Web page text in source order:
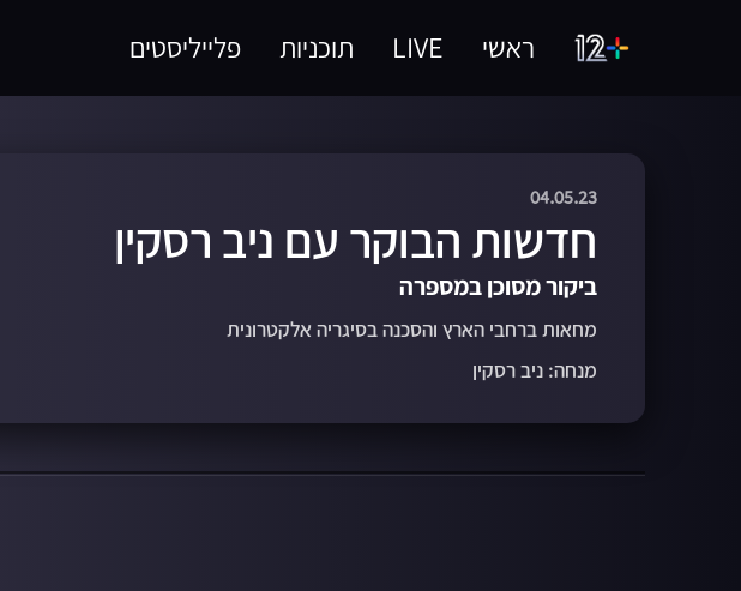
ראשי LIVE תוכניות פלייליסטים
04.05.23
חדשות הבוקר עם ניב רסקין
ביקור מסוכן במספרה
מחאות ברחבי הארץ והסכנה בסיגריה אלקטרונית
מנחה: ניב רסקין